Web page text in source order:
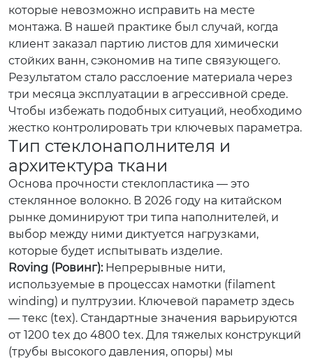
которые невозможно исправить на месте
монтажа. В нашей практике был случай, когда
клиент заказал партию листов для химически
стойких ванн, сэкономив на типе связующего.
Результатом стало расслоение материала через
три месяца эксплуатации в агрессивной среде.
Чтобы избежать подобных ситуаций, необходимо
жестко контролировать три ключевых параметра.
Тип стеклонаполнителя и
архитектура ткани
Основа прочности стеклопластика — это
стеклянное волокно. В 2026 году на китайском
рынке доминируют три типа наполнителей, и
выбор между ними диктуется нагрузками,
которые будет испытывать изделие.
Roving (Ровинг):Непрерывные нити,
используемые в процессах намотки (filament
winding) и пултрузии. Ключевой параметр здесь
— текс (tex). Стандартные значения варьируются
от 1200 tex до 4800 tex. Для тяжелых конструкций
(трубы высокого давления, опоры) мы